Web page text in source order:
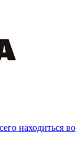
находиться во